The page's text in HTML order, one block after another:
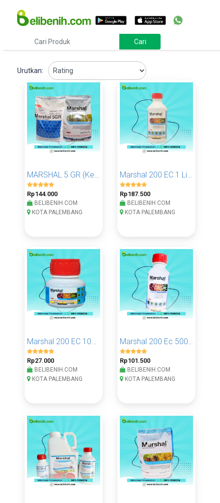
Urutkan:
MARSHAL 5 GR (Kemasan 4Kg)
Rp144.000
BELIBENIH.COM
KOTA PALEMBANG
Marshal 200 EC 1 Liter
Rp187.500
BELIBENIH.COM
KOTA PALEMBANG
Marshal 200 EC 100 Ml
Rp27.000
BELIBENIH.COM
KOTA PALEMBANG
Marshal 200 Ec 500 Ml
Rp101.500
BELIBENIH.COM
KOTA PALEMBANG